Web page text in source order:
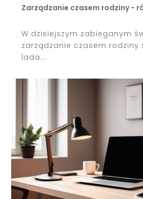
Zarządzanie czasem rodziny -
W dzisiejszym zabieganym
zarządzanie czasem rodziny
lada...